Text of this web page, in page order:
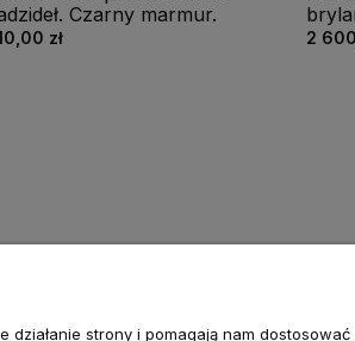
Czarny marmur.
zł 2
strony i pomagają nam